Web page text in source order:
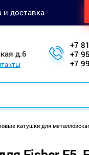
и доставка
д.6
+7
+7
+7
катушки для